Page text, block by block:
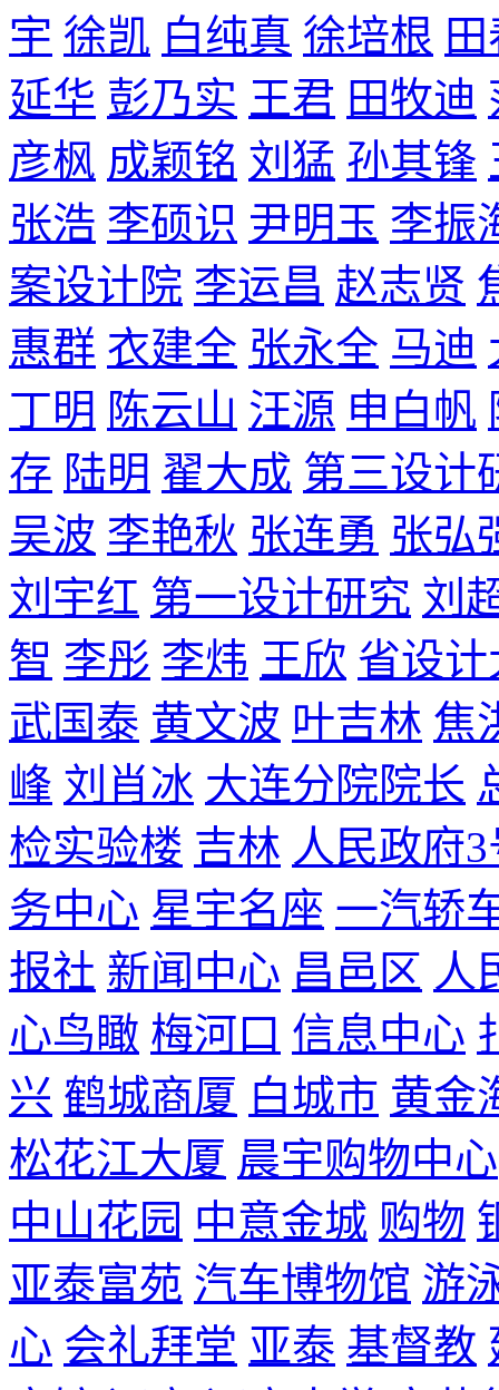
宇 徐凯 白纯真 徐培根
延华 彭乃实 王君 田牧迪
彦枫 成颖铭 刘猛 孙其锋
张浩 李硕识 尹明玉 李振
案设计院 李运昌 赵志贤
惠群 衣建全 张永全 马迪
丁明 陈云山 汪源 申白帆
存 陆明 翟大成 第三设计
吴波 李艳秋 张连勇 张弘
刘宇红 第一设计研究 刘
智 李彤 李炜 王欣 省设计
武国泰 黄文波 叶吉林 焦
峰 刘肖冰 大连分院院长
检实验楼 吉林 人民政府
务中心 星宇名座 一汽轿
报社 新闻中心 昌邑区 人
心鸟瞰 梅河口 信息中心
兴 鹤城商厦 白城市 黄金
松花江大厦 晨宇购物中心
中山花园 中意金城 购物
亚泰富苑 汽车博物馆 游
心 会礼拜堂 亚泰 基督教